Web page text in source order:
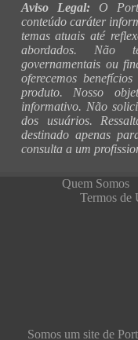
Aviso Legal: O
conteúdo caráter
temas atuais até
abordados. Não
governamentais ou
oferecemos
produto. Nosso
informativo. Não
dos usuários.
destinado apenas
consulta a um
Quem Somos
Termos de
Somos um site de